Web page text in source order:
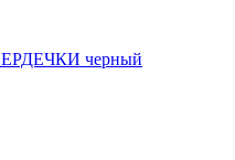
черный